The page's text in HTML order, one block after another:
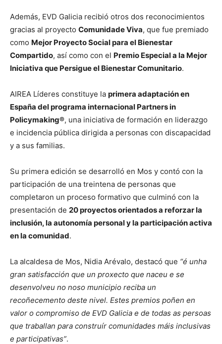
Además, EVD Galicia recibió otros dos reconocimientos
gracias al proyecto Comunidade Viva, que fue premiado
como Mejor Proyecto Social para el Bienestar
Compartido, así como con el Premio Especial a la Mejor
Iniciativa que Persigue el Bienestar Comunitario.
AIREA Líderes constituye la primera adaptación en
España del programa internacional Partners in
Policymaking®, una iniciativa de formación en liderazgo
e incidencia pública dirigida a personas con discapacidad
y a sus familias.
Su primera edición se desarrolló en Mos y contó con la
participación de una treintena de personas que
completaron un proceso formativo que culminó con la
presentación de 20 proyectos orientados a reforzar la
inclusión, la autonomía personal y la participación activa
en la comunidad.
La alcaldesa de Mos, Nidia Arévalo, destacó que “é unha
gran satisfacción que un proxecto que naceu e se
desenvolveu no noso municipio reciba un
recoñecemento deste nivel. Estes premios poñen en
valor o compromiso de EVD Galicia e de todas as persoas
que traballan para construír comunidades máis inclusivas
e participativas”.